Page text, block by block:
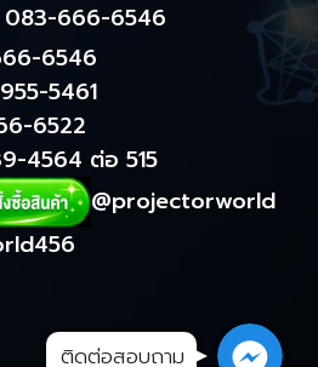
666-6546
6546
5461
6522
4564 ต่อ 515
@projectorworld
ติดต่อสอบถาม